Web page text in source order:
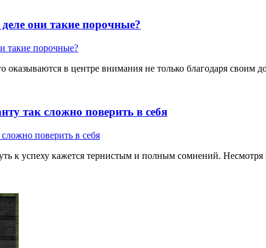
они такие порочные?
оказываются в центре внимания не только благодаря своим
так сложно поверить в себя
к успеху кажется тернистым и полным сомнений. Несмотря